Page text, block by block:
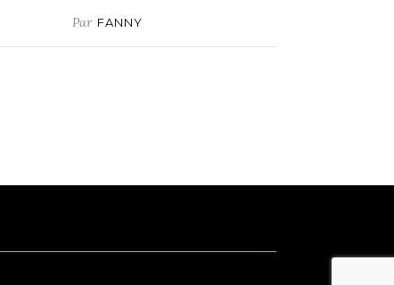
Par FANNY